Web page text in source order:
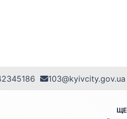
103@kyivcity.gov.ua
ЩЕ